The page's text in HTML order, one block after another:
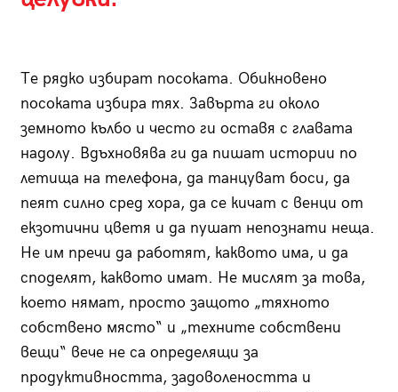
Те рядко избират посоката. Обикновено
посоката избира тях. Завърта ги около
земното кълбо и често ги оставя с главата
надолу. Вдъхновява ги да пишат истории по
летища на телефона, да танцуват боси, да
пеят силно сред хора, да се кичат с венци от
екзотични цветя и да пушат непознати неща.
Не им пречи да работят, каквото има, и да
споделят, каквото имат. Не мислят за това,
което нямат, просто защото „тяхното
собствено място“ и „техните собствени
вещи“ вече не са определящи за
продуктивността, задоволеността и